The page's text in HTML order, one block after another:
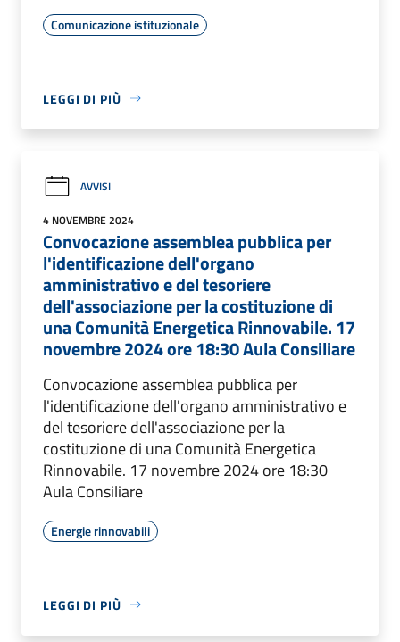
Comunicazione istituzionale
LEGGI DI PIÙ
AVVISI
4 NOVEMBRE 2024
Convocazione assemblea pubblica per
l'identificazione dell'organo
amministrativo e del tesoriere
dell'associazione per la costituzione di
una Comunità Energetica Rinnovabile. 17
novembre 2024 ore 18:30 Aula Consiliare
Convocazione assemblea pubblica per
l'identificazione dell'organo amministrativo e
del tesoriere dell'associazione per la
costituzione di una Comunità Energetica
Rinnovabile. 17 novembre 2024 ore 18:30
Aula Consiliare
Energie rinnovabili
LEGGI DI PIÙ